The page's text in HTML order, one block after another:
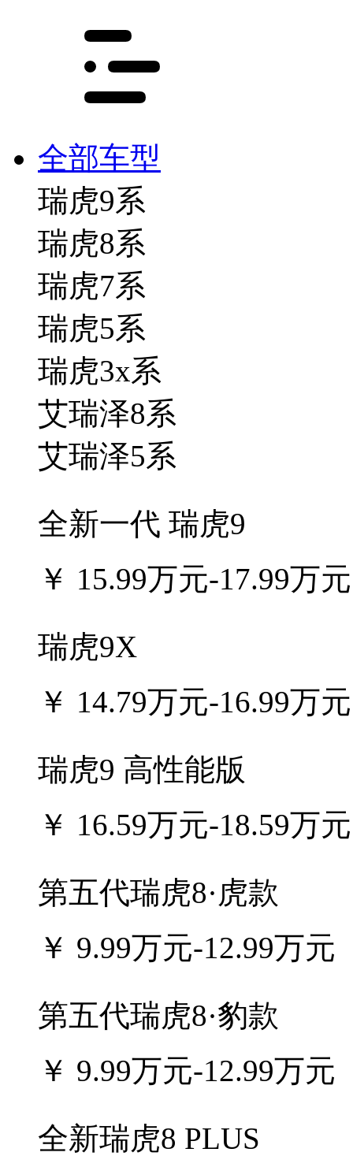
全部车型
瑞虎9系
瑞虎8系
瑞虎7系
瑞虎5系
瑞虎3x系
艾瑞泽8系
艾瑞泽5系
全新一代 瑞虎9
￥ 15.99万元-17.99万元
瑞虎9X
￥ 14.79万元-16.99万元
瑞虎9 高性能版
￥ 16.59万元-18.59万元
第五代瑞虎8·虎款
￥ 9.99万元-12.99万元
第五代瑞虎8·豹款
￥ 9.99万元-12.99万元
全新瑞虎8 PLUS